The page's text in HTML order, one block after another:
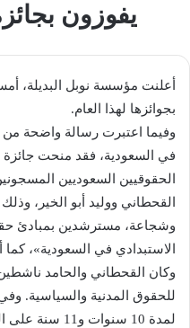
يفوزون
أعلنت مؤسسة نوبل البديلة،
بجوائزها لهذا العام.
وفيما اعتبرت رسالة واضحة
في السعودية، فقد منحت
الحقوقيين السعوديين
القحطاني ووليد أبو الخير،
وشجاعة، مسترشدين بمبادئ
الاستبدادي في السعودية»،
وكان القحطاني والحامد
لمدة 10 سنوات